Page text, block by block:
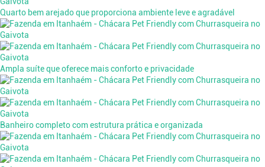
Quarto bem arejado que proporciona ambiente leve e agradável
Ampla suíte que oferece mais conforto e privacidade
Banheiro completo com estrutura prática e organizada